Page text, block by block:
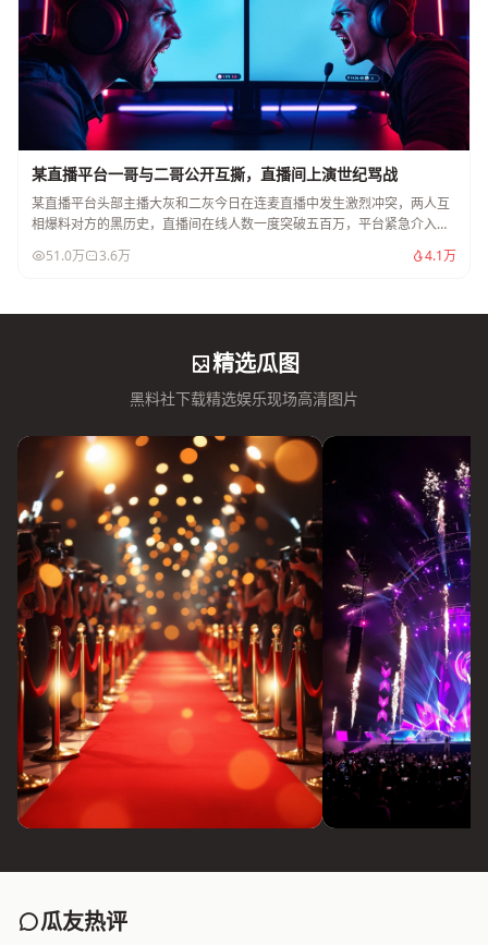
某直播平台一哥与二哥公开互撕，直播间上演世纪骂战
某直播平台头部主播大灰和二灰今日在连麦直播中发生激烈冲突，两人互
相爆料对方的黑历史，直播间在线人数一度突破五百万，平台紧急介入调
51.0万 3.6万 4.1万
精选瓜图
黑料社下载精选娱乐现场高清图片
瓜友热评